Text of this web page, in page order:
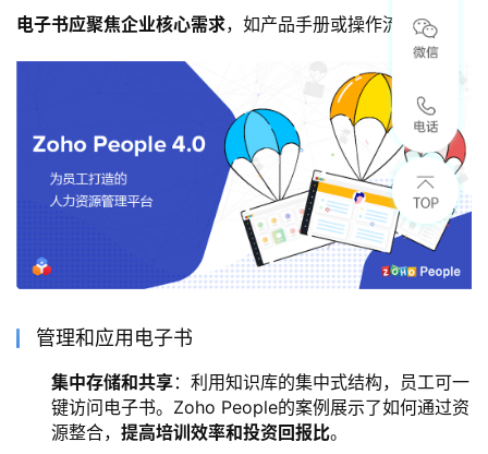
电子书应聚焦企业核心需求，如产品手册或操作流程。
管理和应用电子书
集中存储和共享：利用知识库的集中式结构，员工可一
键访问电子书。Zoho People的案例展示了如何通过资
源整合， 提高培训效率和投资回报比。